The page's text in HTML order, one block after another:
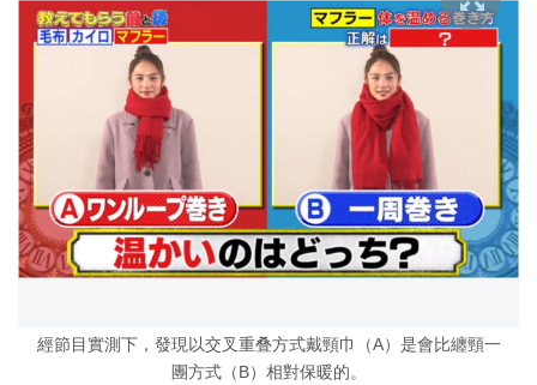
經節目實測下，發現以交叉重叠方式戴頸巾（A）是會比纏頸一
團方式（B）相對保暖的。